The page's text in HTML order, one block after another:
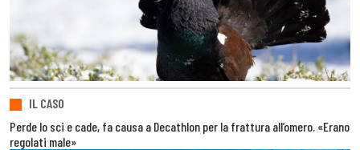
IL CASO
Perde lo sci e cade, fa causa a Decathlon per la frattura all’omero. «Erano
regolati male»